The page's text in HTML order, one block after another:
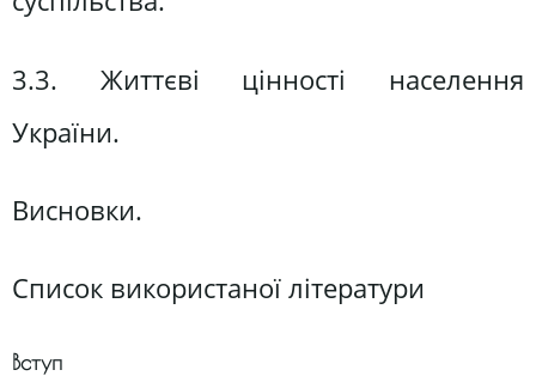
3.3. Життєві цінності населення
України.
Висновки.
Список використаної літератури
Вступ